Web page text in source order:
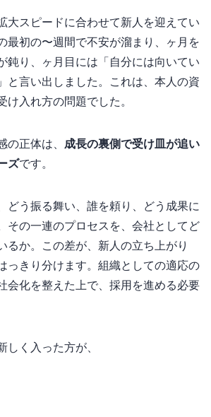
大スピードに合わせて新人を迎えてい
初の1〜2週間で不安が溜まり、1ヶ月を
鈍り、3ヶ月目には「自分には向いてい
と言い出しました。これは、本人の資
け入れ方の問題でした。
の正体は、 “成長の裏側で受け皿が追い
ズ”です。
どう振る舞い、誰を頼り、どう成果に
その一連のプロセスを、会社としてど
るか。この差が、新人の立ち上がり
っきり分けます。組織としての“適応の
会化を整えた上で、採用を進める必要
しく入った方が、